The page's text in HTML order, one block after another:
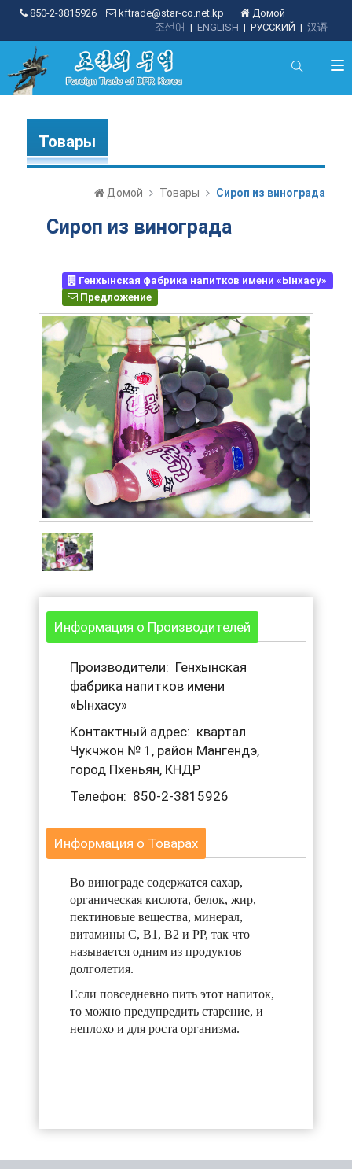
850-2-3815926 kftrade@star-co.net.kp
Домой
| 汉语
| РУССКИЙ
| ENGLISH
조선어
Товары
Домой Товары Сироп из винограда
Сироп из винограда
Генхынская фабрика напитков имени «Ынхасу»
Предложение
Информация о Производителей
Производители: Генхынская
фабрика напитков имени
«Ынхасу»
Контактный адрес: квартал
Чукчжон № 1, район Мангендэ,
город Пхеньян, КНДР
Телефон: 850-2-3815926
Информация о Товарах
Во винограде содержатся сахар,
органическая кислота, белок, жир,
пектиновые вещества, минерал,
витамины С, В1, В2 и РР, так что
называется одним из продуктов
долголетия.
Если повседневно пить этот напиток,
то можно предупредить старение, и
неплохо и для роста организма.